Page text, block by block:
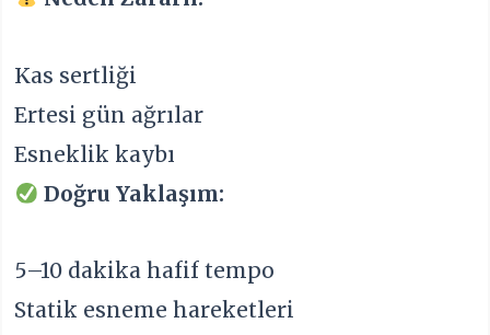
Kas sertliği
Ertesi gün ağrılar
Esneklik kaybı
Doğru Yaklaşım:
5–10 dakika hafif tempo
Statik esneme hareketleri